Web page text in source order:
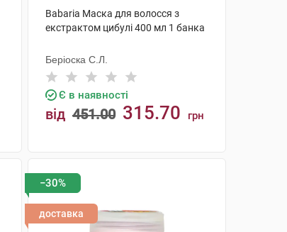
Babaria Маска для волосся з
екстрактом цибулі 400 мл 1 банка
Беріоска С.Л.
Є в наявності
від 451.00 315.70 грн
−30%
доставка